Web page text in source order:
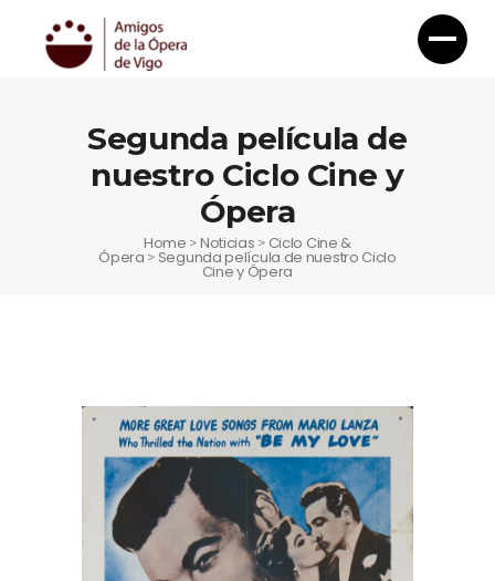
Segunda película de
nuestro Ciclo Cine y
Ópera
Home >Noticias > Ciclo Cine &
Ópera > Segunda película de nuestro Ciclo
Cine y Ópera